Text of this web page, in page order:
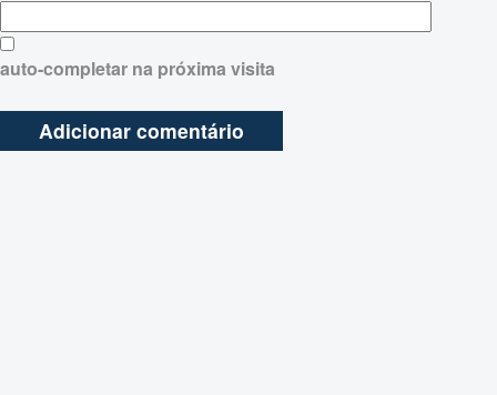
auto-completar na próxima visita